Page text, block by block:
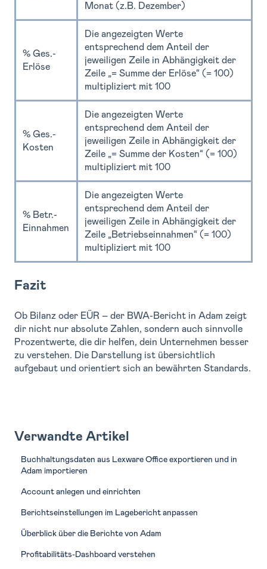
Monat (z.B. Dezember)
% Ges.-
Erlöse
Die angezeigten Werte
entsprechend dem Anteil der
jeweiligen Zeile in Abhängigkeit der
Zeile „= Summe der Erlöse“ (= 100)
multipliziert mit 100
% Ges.-
Kosten
Die angezeigten Werte
entsprechend dem Anteil der
jeweiligen Zeile in Abhängigkeit der
Zeile „= Summe der Kosten“ (= 100)
multipliziert mit 100
% Betr.-
Einnahmen
Die angezeigten Werte
entsprechend dem Anteil der
jeweiligen Zeile in Abhängigkeit der
Zeile „Betriebseinnahmen“ (= 100)
multipliziert mit 100
Fazit
Ob Bilanz oder EÜR – der BWA-Bericht in Adam zeigt
dir nicht nur absolute Zahlen, sondern auch sinnvolle
Prozentwerte, die dir helfen, dein Unternehmen besser
zu verstehen. Die Darstellung ist übersichtlich
aufgebaut und orientiert sich an bewährten Standards.
Verwandte Artikel
Buchhaltungsdaten aus Lexware Office exportieren und in
Adam importieren
Account anlegen und einrichten
Berichtseinstellungen im Lagebericht anpassen
Überblick über die Berichte von Adam
Profitabilitäts-Dashboard verstehen